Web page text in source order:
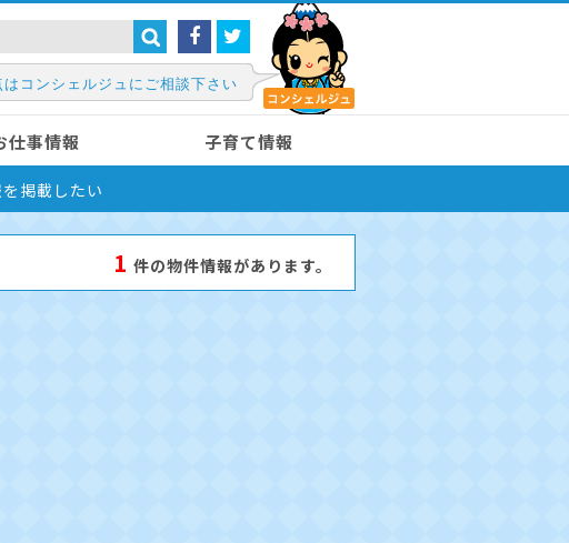
コンシェルジュにご相談下さい
仕事情報 子育て情報
掲載したい
1 件の物件情報があります。